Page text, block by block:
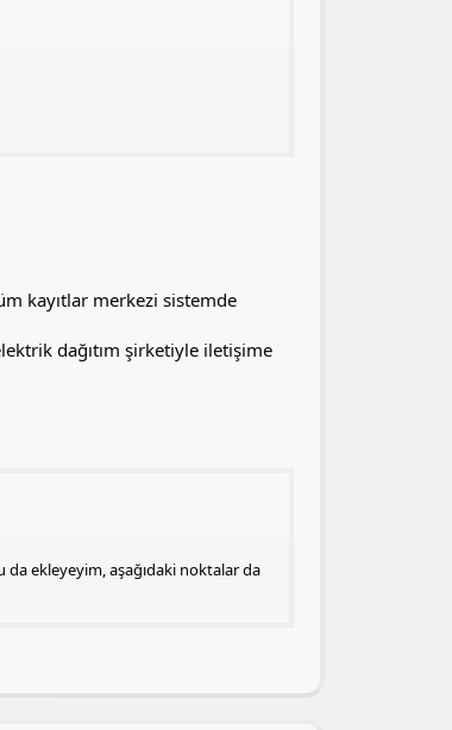
kayıtlar merkezi sistemde
dağıtım şirketiyle iletişime
da ekleyeyim, aşağıdaki noktalar da